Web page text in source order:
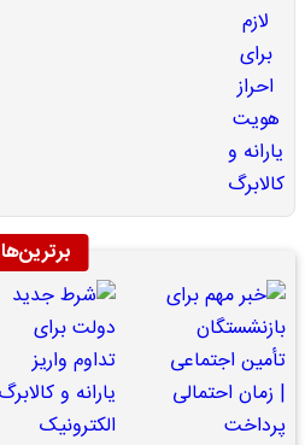
برترین‌ها